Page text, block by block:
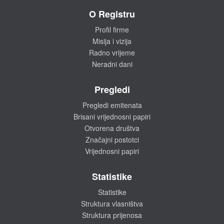
O Registru
Profil firme
Misija i vizija
Radno vrijeme
Neradni dani
Pregledi
Pregledi emitenata
Brisani vrijednosni papiri
Otvorena društva
Značajni postotci
Vrijednosni papiri
Statistike
Statistike
Struktura vlasništva
Struktura prijenosa